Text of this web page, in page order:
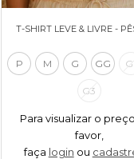
T-SHIRT LEVE & LIVRE -
P M G GG
G3
Para visualizar o
favor,
faça login ou